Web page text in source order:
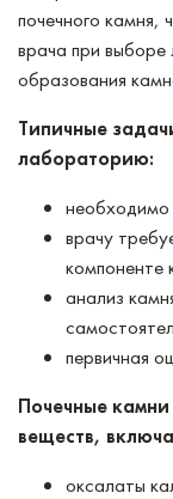
почечного камня,
врача при выборе
образования
Типичные
лабораторию:
необходимо
врачу
компоненте
анализ
первичная
Почечные камни
веществ,
оксалаты